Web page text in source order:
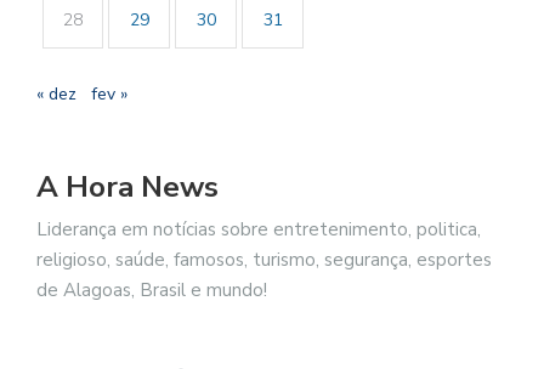
28 29 30 31
« dez fev »
A Hora News
Liderança em notícias sobre entretenimento, politica,
religioso, saúde, famosos, turismo, segurança, esportes
de Alagoas, Brasil e mundo!